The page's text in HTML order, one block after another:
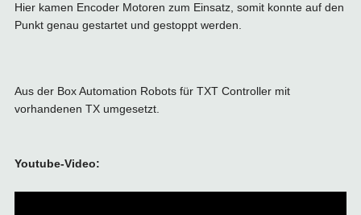
Hier kamen Encoder Motoren zum Einsatz, somit konnte auf den
Punkt genau gestartet und gestoppt werden.
Aus der Box Automation Robots für TXT Controller mit
vorhandenen TX umgesetzt.
Youtube-Video: